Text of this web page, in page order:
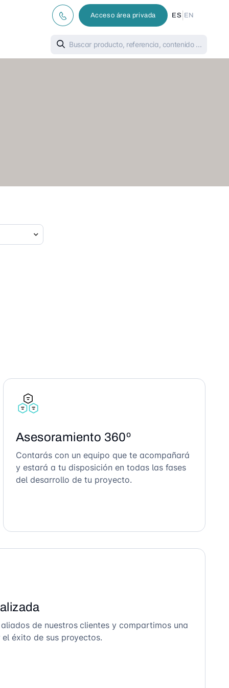
Acceso área privada ES EN
Asesoramiento 360º
Contarás con un equipo que te acompañará
y estará a tu disposición en todas las fases
del desarrollo de tu proyecto.
de nuestros clientes y compartimos una
éxito de sus proyectos.